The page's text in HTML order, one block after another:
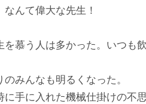
んて偉大な先生！
慕う人は多かった。いつも
みんなも明るくなった。
手に入れた機械仕掛けの不